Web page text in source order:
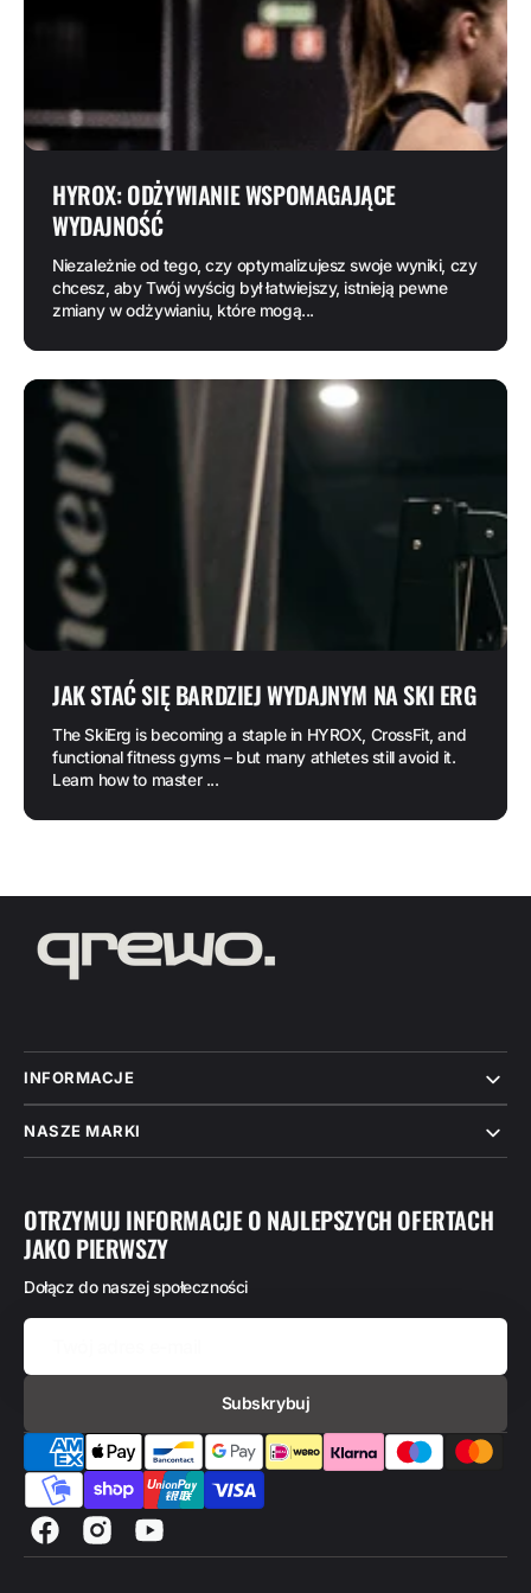
HYROX: ODŻYWIANIE WSPOMAGAJĄCE
WYDAJNOŚĆ
Niezależnie od tego, czy optymalizujesz swoje wyniki, czy
chcesz, aby Twój wyścig był łatwiejszy, istnieją pewne
zmiany w odżywianiu, które mogą...
JAK STAĆ SIĘ BARDZIEJ WYDAJNYM NA SKI ERG
The SkiErg is becoming a staple in HYROX, CrossFit, and
functional fitness gyms – but many athletes still avoid it.
Learn how to master ...
INFORMACJE
NASZE MARKI
OTRZYMUJ INFORMACJE O NAJLEPSZYCH OFERTACH
JAKO PIERWSZY
Dołącz do naszej społeczności
Twój
e-
Subskrybuj
FacebookInstagramYoutube